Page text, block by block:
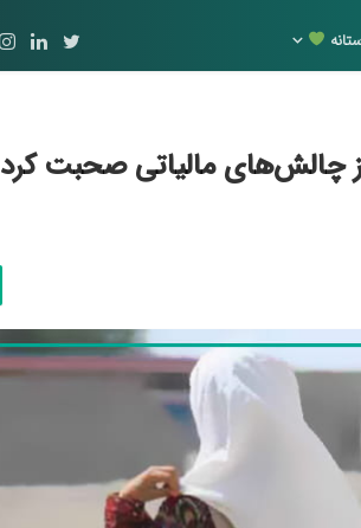
چالش‌های مالیاتی صحبت کرد